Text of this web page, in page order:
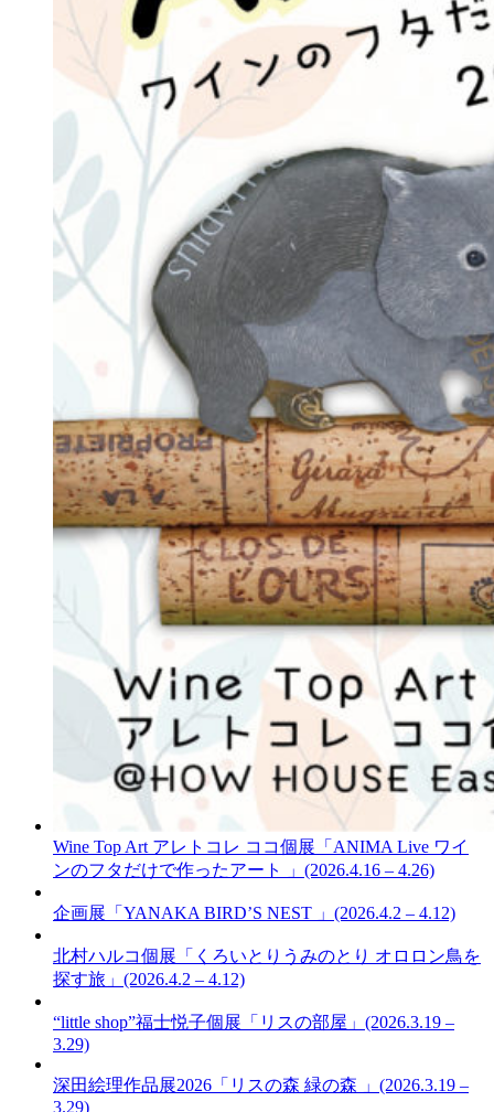
Wine Top Art アレトコレ ココ個展「ANIMA Live ワイ
ンのフタだけで作ったアート 」(2026.4.16 – 4.26)
企画展「YANAKA BIRD’S NEST 」(2026.4.2 – 4.12)
北村ハルコ個展「くろいとりうみのとり オロロン鳥を
探す旅」(2026.4.2 – 4.12)
“little shop”福士悦子個展「リスの部屋」(2026.3.19 –
3.29)
深田絵理作品展2026「リスの森 緑の森 」(2026.3.19 –
3.29)